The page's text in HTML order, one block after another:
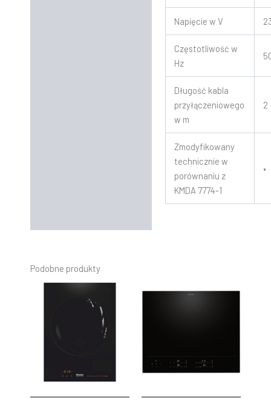
Napięcie w V
Częstotliwość w
Hz
Długość kabla
przyłączeniowego
w m
2
Zmodyfikowany
technicznie w
porównaniu z
KMDA 7774-1
•
Podobne produkty